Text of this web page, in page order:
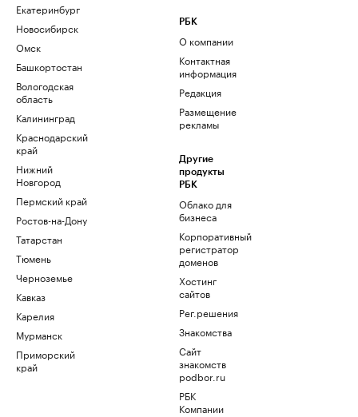
Екатеринбург
Новосибирск
Омск
Башкортостан
Вологодская
область
Калининград
Краснодарский
край
Нижний
Новгород
Пермский край
Ростов-на-Дону
Татарстан
Тюмень
Черноземье
Кавказ
Карелия
Мурманск
Приморский
край
РБК
О компании
Контактная
информация
Редакция
Размещение
рекламы
Другие
продукты
РБК
Облако для
бизнеса
Корпоративный
регистратор
доменов
Хостинг
сайтов
Рег.решения
Знакомства
Сайт
знакомств
podbor.ru
РБК
Компании